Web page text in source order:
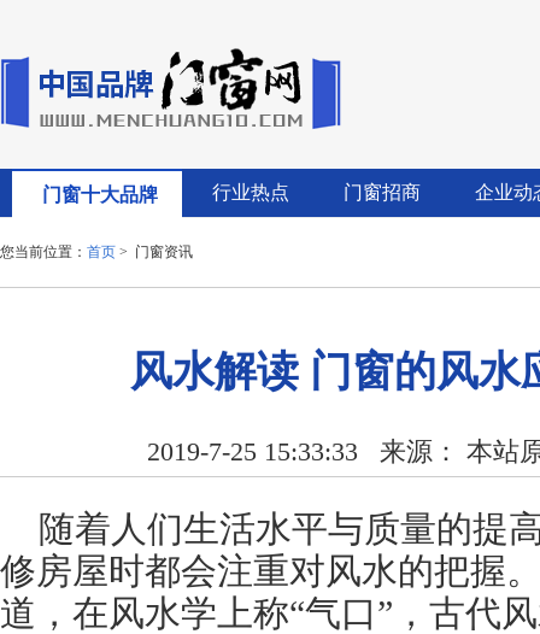
门窗十大品牌 行业热点 门窗招商 企业动
您当前位置： 首页 > 门窗资讯
风水解读 门窗的风水
2019-7-25 15:33:33 来源： 本站
随着人们生活水平与质量的提
修房屋时都会注重对风水的把握
道，在风水学上称“气口”，古代